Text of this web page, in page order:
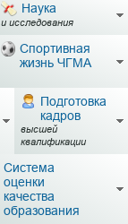
Наука
и исследования
Спортивная
жизнь ЧГМА
Подготовка
кадров
высшей
квалификации
Система
оценки
качества
образования